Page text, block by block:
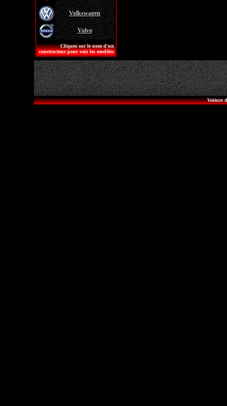
Volkswagen
Volvo
Cliquez sur le nom d'un
constructeur pour voir les modèles
Voiture